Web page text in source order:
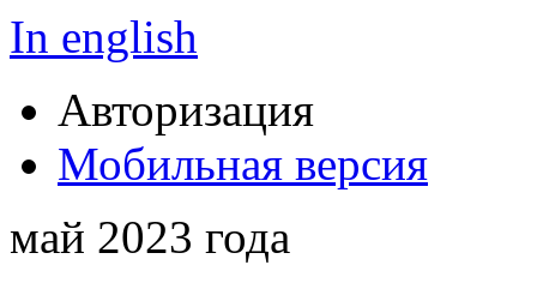
In english
Авторизация
Мобильная версия
май 2023 года